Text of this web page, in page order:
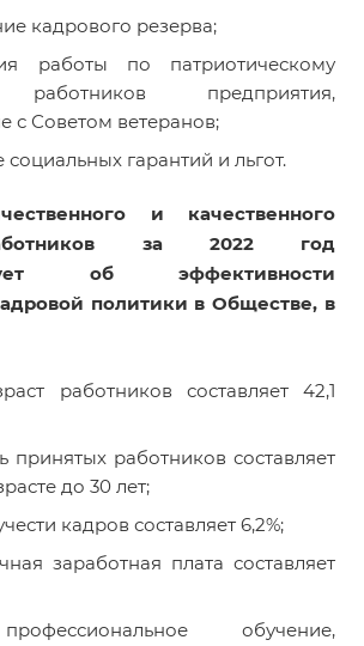
кадрового резерва;
работы по патриотическому
работников предприятия,
с Советом ветеранов;
гарантий и льгот.
и качественного
за 2022 год
об эффективности
политики в Обществе, в
работников составляет 42,1
принятых работников составляет
до 30 лет;
кадров составляет 6,2%;
заработная плата составляет
обучение,